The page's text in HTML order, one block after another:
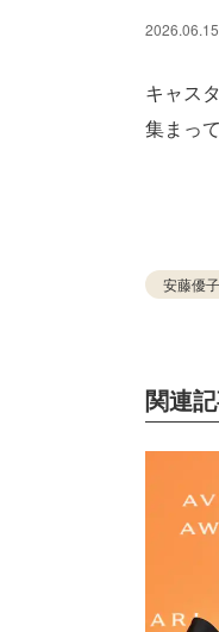
キャス
集まっ
安藤優子
関連